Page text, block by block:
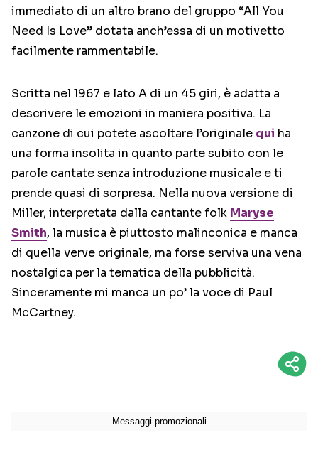
immediato di un altro brano del gruppo “All You
Need Is Love” dotata anch’essa di un motivetto
facilmente rammentabile.
Scritta nel 1967 e lato A di un 45 giri, è adatta a
descrivere le emozioni in maniera positiva. La
canzone di cui potete ascoltare l’originale qui ha
una forma insolita in quanto parte subito con le
parole cantate senza introduzione musicale e ti
prende quasi di sorpresa. Nella nuova versione di
Miller, interpretata dalla cantante folk Maryse
Smith, la musica è piuttosto malinconica e manca
di quella verve originale, ma forse serviva una vena
nostalgica per la tematica della pubblicità.
Sinceramente mi manca un po’ la voce di Paul
McCartney.